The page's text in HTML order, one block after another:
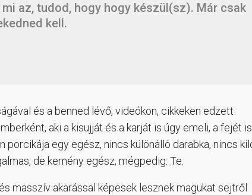
az, tudod, hogy hogy készül(sz). Már csak
kell.
és a benned lévő, videókon, cikkeken edzett
aki a kisujját és a karját is úgy emeli, a fejét
egy egész, nincs különálló darabka, nincs
de kemény egész, mégpedig: Te.
masszív akarással képesek lesznek magukat sejtről